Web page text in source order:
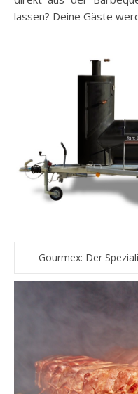
lassen? Deine Gäste
Gourmex: Der